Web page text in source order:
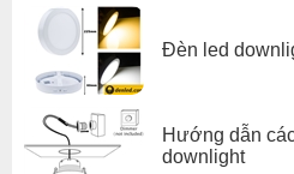
Đa dạng sản phẩm –3 kích
lumen
• Độ chói thấp -UGR 19 tuân
phòng
• Hiệu suất đáng tin cậy -Tuổi
Đèn led
Hướng dẫn
downlight